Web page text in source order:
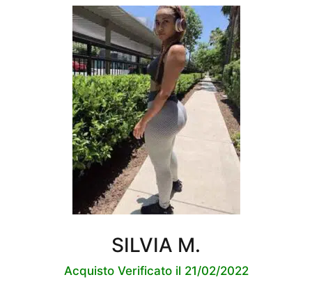
SILVIA M.
Acquisto Verificato il 21/02/2022